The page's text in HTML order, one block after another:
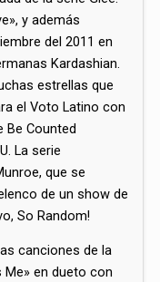
y además
del 2011 en
Kardashian.​
estrellas que
el Voto Latino con
Be Counted
La serie
que se
de un show de
So Random!
canciones de la
Me» en dueto con